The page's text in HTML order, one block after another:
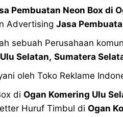
Pembuatan Neon Box di
Advertising Jasa
sebuah Perusahaan
Selatan, Sumatera
oleh Toko Reklame
di Ogan Komering Ulu
Huruf Timbul di Ogan